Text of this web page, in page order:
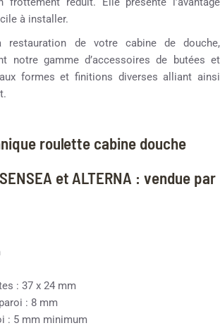
à installer.
de votre cabine de douche,
notre gamme d’accessoires de butées et
formes et finitions diverses alliant ainsi
roulette cabine douche
et ALTERNA : vendue par
: 37 x 24 mm
: 8 mm
: 5 mm minimum